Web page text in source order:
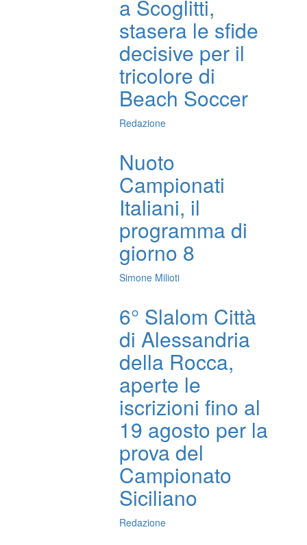
a Scoglitti,
stasera le sfide
decisive per il
tricolore di
Beach Soccer
Redazione
Nuoto
Campionati
Italiani, il
programma di
giorno 8
Simone Milioti
6° Slalom Città
di Alessandria
della Rocca,
aperte le
iscrizioni fino al
19 agosto per la
prova del
Campionato
Siciliano
Redazione